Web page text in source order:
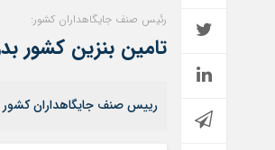
هوش مصنوعی
رئیس صنف جایگاهداران کشور:
تامین بنزین کشور
رییس صنف جایگاهداران